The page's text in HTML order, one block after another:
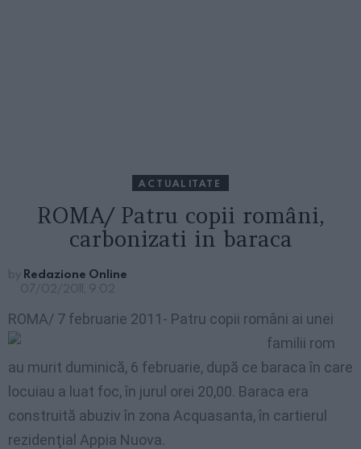
ACTUALITATE
ROMA/ Patru copii români,
carbonizati in baraca
by Redazione Online
07/02/2011, 9:02
ROMA/ 7 februarie 201 1- Patru copii români ai unei
familii rom
au murit duminică, 6 februarie, după ce baraca în care
locuiau a luat foc, în jurul orei 20,00. Baraca era
construită abuziv în zona Acquasanta, în cartierul
rezidenţial Appia Nuova.